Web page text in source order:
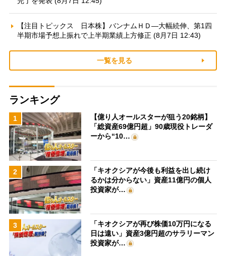
【注目トピックス 日本株】バンナムＨＤ—大幅続伸、第1四
半期市場予想上振れで上半期業績上方修正 (8月7日 12:43)
一覧を見る
ランキング
1
【億り人オールスターが狙う20銘柄】
「総資産69億円超」90歳現役トレーダ
ーから“10…
2
「キオクシアが今後も利益を出し続け
るかは分からない」資産11億円の個人
投資家が…
3
「キオクシアが再び株価10万円になる
日は遠い」資産3億円超のサラリーマン
投資家が…